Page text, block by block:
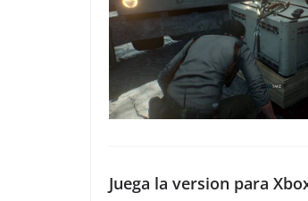
Juega la version para